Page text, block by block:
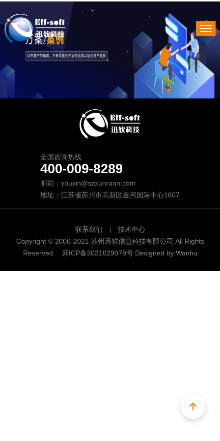
全国咨询热线
400-009-8289
邮箱：youxin@szxunruan.com
地址：江苏省苏州市高新区金河国际中心1607
联系我们
技术中心
Copyright © 2006-2021 苏州迅软信息科技有限公司 All Rights
Reserved. 苏ICP备2021029078号Designed by Wanhu